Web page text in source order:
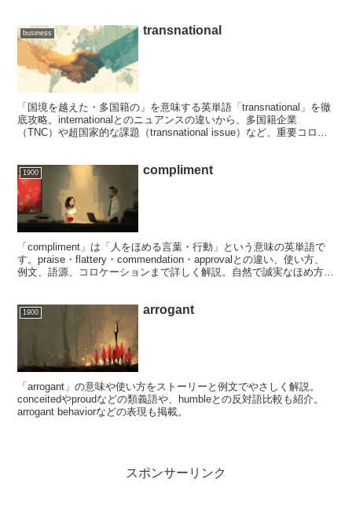
ょう。
business transnational
「国境を越えた・多国籍の」を意味する英単語「transnational」を徹
底攻略。internationalとのニュアンスの違いから、多国籍企業
（TNC）や超国家的な課題（transnational issue）など、重要コロケ
身につけましょう。
1900 compliment
「compliment」は「人をほめる言葉・行動」という意味の英単語で
す。praise・flattery・commendation・approvalとの違い、使い方、
例文、語源、コロケーションまで詳しく解説。自然で誠実なほめ方を
1900 arrogant
「arrogant」の意味や使い方をストーリーと例文でやさしく解説。
conceitedやproudなどの類義語や、humbleとの反対語比較も紹介。
arrogant behaviorなどの表現も掲載。
スポンサーリンク